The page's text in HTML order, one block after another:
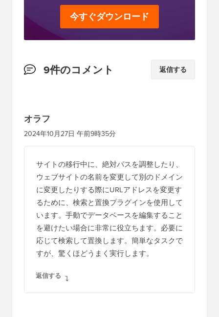
今すぐダウンロード
読
の
イ
ン
9件のコメント 返信する
オラフ
2024年10月27日 午前9時35分
サイトの移行中に、絶対パスを調整したり、
ウェブサイトの名前を変更して別のドメイン
に変更したりする際にURLアドレスを変更す
るために、検索と置換プラグインを使用して
います。手動でデータベースを編集すること
を避けたい場合に非常に役立ちます。必要に
応じて検索して置換します。簡単なタスクで
すが、驚くほどうまく実行します。
返信する